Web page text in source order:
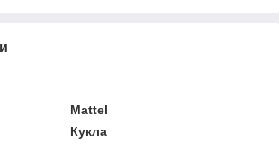
Mattel
Кукла